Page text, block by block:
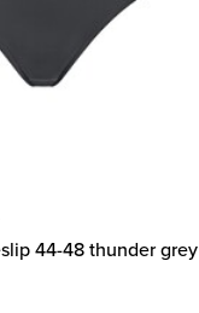
44-48 thunder grey